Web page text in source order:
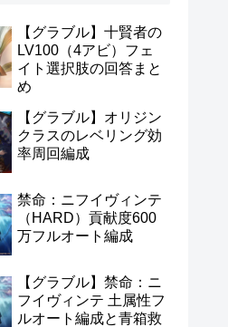
【グラブル】十賢者の
LV100（4アビ）フェ
イト選択肢の回答まと
め
【グラブル】オリジン
クラスのレベリング効
率周回編成
禁命：ニフイヴィンテ
（HARD）貢献度600
万フルオート編成
【グラブル】禁命：ニ
フイヴィンテ 土属性フ
ルオート編成と青箱救